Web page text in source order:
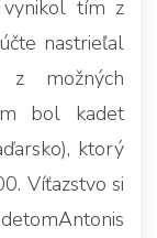
tím z
nastrieľal
možných
bol kadet
ktorý
Víťazstvo si